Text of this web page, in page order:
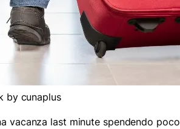
by cunaplus
vacanza last minute spendendo poco